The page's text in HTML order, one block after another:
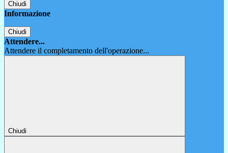
Chiudi
Informazione
Chiudi
Attendere...
Attendere il completamento dell'operazione...
Chiudi